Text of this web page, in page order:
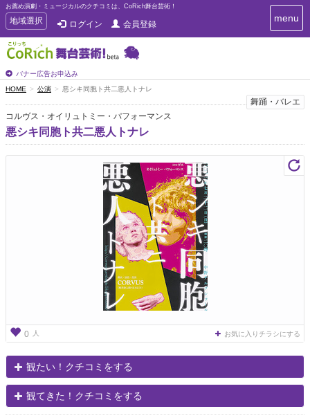
お薦め演劇・ミュージカルのクチコミは、CoRich舞台芸術！
T
o
g
g
e
n
a
v
i
g
地域選択 ログイン 会員登録
バナー広告お申込み
T
o
n
i
g
menu
HOME 公演 悪シキ同胞ト共二悪人トナレ
舞踊・バレエ
コルヴス・オイリュトミー・パフォーマンス
悪シキ同胞ト共二悪人トナレ
0 人 お気に入りチラシにする
観たい！クチコミをする
観てきた！クチコミをする